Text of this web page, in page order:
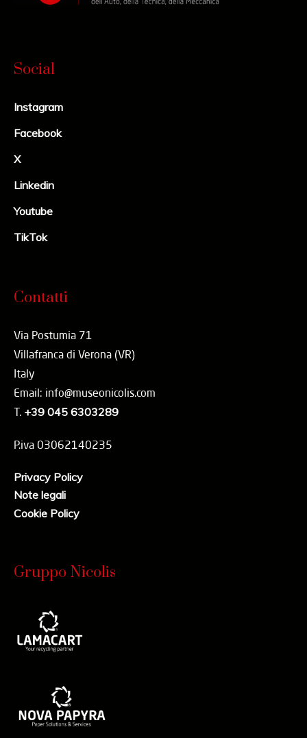
Social
Instagram
Facebook
X
Linkedin
Youtube
TikTok
Contatti
Via Postumia 71
Villafranca di Verona (VR)
Italy
Email: info@museonicolis.com
T. +39 045 6303289
P.iva 03062140235
Privacy Policy
Note legali
Cookie Policy
Gruppo Nicolis